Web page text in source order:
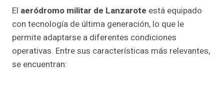
El aeródromo militar de Lanzarote está equipado
con tecnología de última generación, lo que le
permite adaptarse a diferentes condiciones
operativas. Entre sus características más relevantes,
se encuentran: